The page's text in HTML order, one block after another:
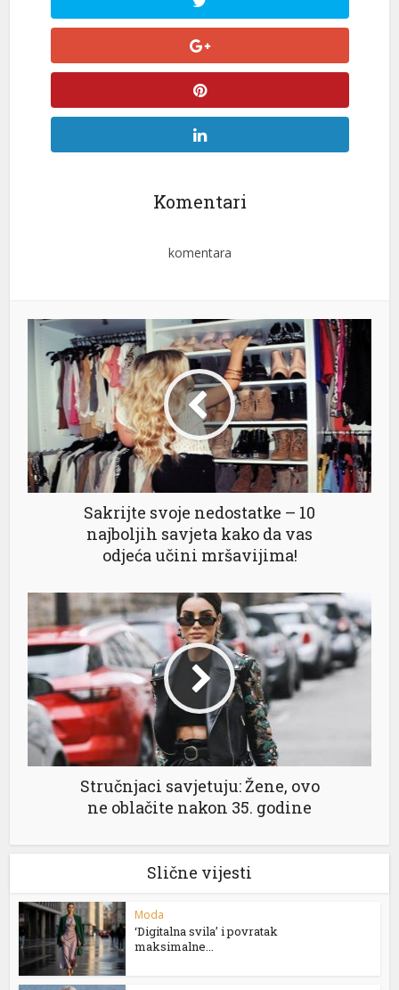
Komentari
komentara
Sakrijte svoje nedostatke – 10
najboljih savjeta kako da vas
odjeća učini mršavijima!
Stručnjaci savjetuju: Žene, ovo
ne oblačite nakon 35. godine
Slične vijesti
Moda
‘Digitalna svila’ i povratak
maksimalne...